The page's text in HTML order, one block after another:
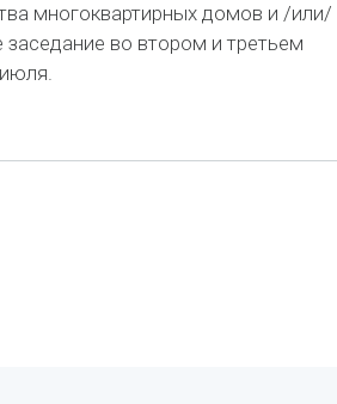
многоквартирных домов и /или/
во втором и третьем